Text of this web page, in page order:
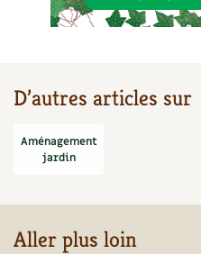
D’autres articles sur
Aménagement
jardin
Aller plus loin